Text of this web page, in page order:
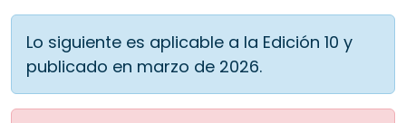
Lo siguiente es aplicable a la Edición 10 y
publicado en marzo de 2026.